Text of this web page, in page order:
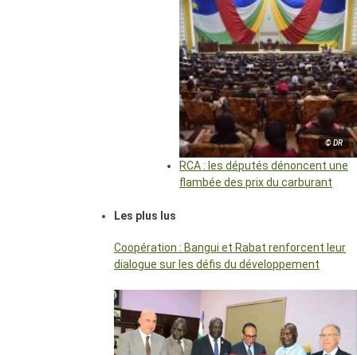
© DR
RCA : les députés dénoncent une
flambée des prix du carburant
Les plus lus
Coopération : Bangui et Rabat renforcent leur
dialogue sur les défis du développement